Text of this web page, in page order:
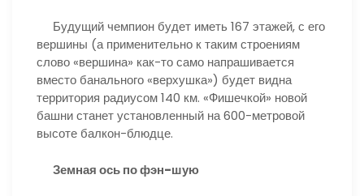
Будущий чемпион будет иметь 167 этажей, с его
вершины (а применительно к таким строениям
слово «вершина» как-то само напрашивается
вместо банального «верхушка») будет видна
территория радиусом 140 км. «Фишечкой» новой
башни станет установленный на 600-метровой
высоте балкон-блюдце.
Земная ось по фэн-шую